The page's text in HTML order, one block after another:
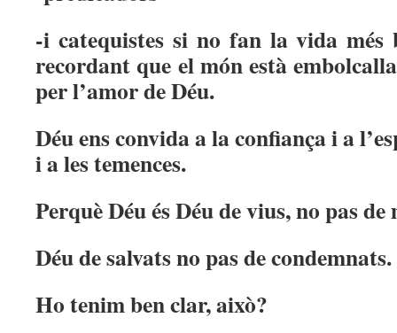
-i catequistes si no fan la vida més
recordant que el món està
per l’amor de Déu.
Déu ens convida a la confiança i a
i a les temences.
Perquè Déu és Déu de vius, no pas
Déu de salvats no pas de condemnats.
Ho tenim ben clar, això?